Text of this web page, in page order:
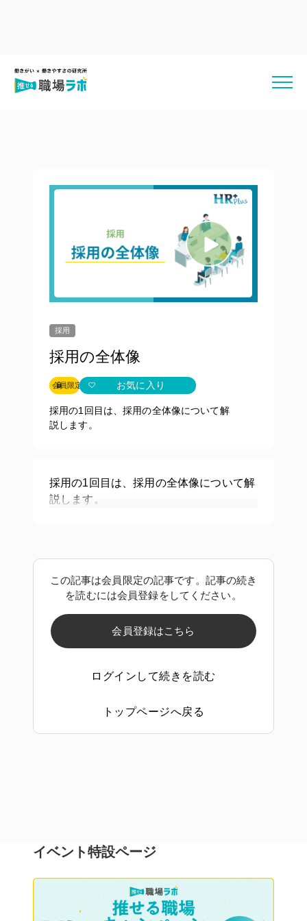
採用
採用の全体像
会員限定 お気に入り
採用の1回目は、採用の全体像について解
説します。
採用の1回目は、採用の全体像について解
説します。
この記事は会員限定の記事です。記事の続き
を読むには会員登録をしてください。
会員登録はこちら
ログインして続きを読む
トップページへ戻る
イベント特設ページ